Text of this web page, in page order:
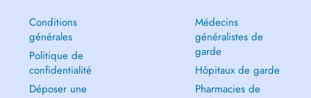
Conditions
générales
Politique de
confidentialité
Déposer une
Médecins
généralistes de
garde
Hôpitaux de garde
Pharmacies de